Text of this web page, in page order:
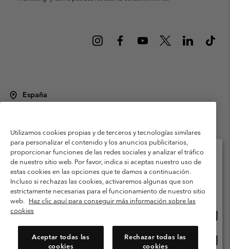
España
Condiciones de uso
Terminos de Venta
Garantía
Política de Privacidad
Términos y condiciones del programa de miembros
Términos De Uso Del Contenido Generado Por Los Usuarios
Impressum
Cookies Public CBCR
Utilizamos cookies propias y de terceros y tecnologías similares
para personalizar el contenido y los anuncios publicitarios,
proporcionar funciones de las redes sociales y analizar el tráfico
de nuestro sitio web. Por favor, indica si aceptas nuestro uso de
estas cookies en las opciones que te damos a continuación.
Incluso si rechazas las cookies, activaremos algunas que son
estrictamente necesarias para el funcionamiento de nuestro sitio
web. Haz clic aquí para conseguir más información sobre las
cookies
Aceptar todas las
cookies
Rechazar todas las
cookies
Selecciona tu país e idioma envío
Compras en línea disponibles
línea
España